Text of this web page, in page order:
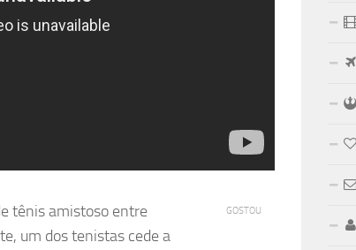
tênis amistoso entre
um dos tenistas cede a
GOSTOU